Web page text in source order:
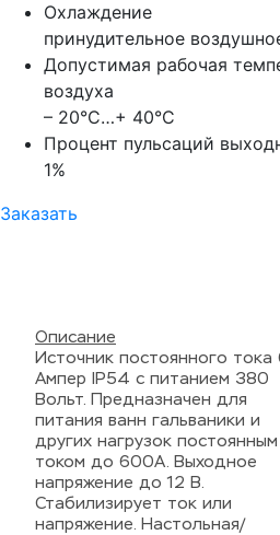
Охлаждение
принудительное
Допустимая рабочая
воздуха
– 20°С…+ 40°С
Процент пульсаций
1%
Заказать
Описание
Источник постоянного тока
Ампер IP54 с питанием 380
Вольт. Предназначен для
питания ванн гальваники и
других нагрузок постоянным
током до 600А. Выходное
напряжение до 12 В.
Стабилизирует ток или
напряжение. Настольная/